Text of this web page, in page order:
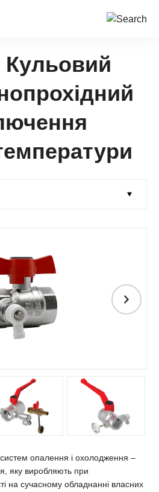
опалення і охолодження –
яку виробляють при
на сучасному обладнанні власних